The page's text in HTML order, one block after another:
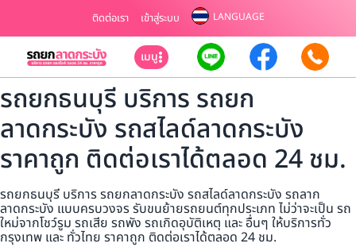
ติดต่อเรา เข้าสู่ระบบ LANGUAGE
เมนู
รถยกธนบุรี บริการ รถยก
ลาดกระบัง รถสไลด์ลาดกระบัง
ราคาถูก ติดต่อเราได้ตลอด 24 ชม.
รถยกธนบุรี บริการ รถยกลาดกระบัง รถสไลด์ลาดกระบัง รถลาก
ลาดกระบัง แบบครบวงจร รับขนย้ายรถยนต์ทุกประเภท ไม่ว่าจะเป็น รถ
ใหม่จากโชว์รูม รถเสีย รถพัง รถเกิดอุบัติเหตุ และ อื่นๆ ให้บริการทั่ว
กรุงเทพ และ ทั่วไทย ราคาถูก ติดต่อเราได้ตลอด 24 ชม.